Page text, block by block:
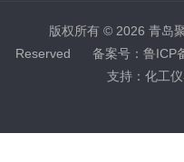
版权所有 © 2026 青岛
Reserved 备案号：鲁ICP
支持： 化工